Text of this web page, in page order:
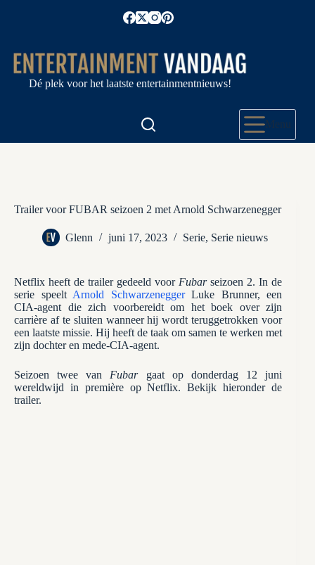
Dé plek voor het laatste entertainmentnieuws!
Menu
Trailer voor FUBAR seizoen 2 met Arnold Schwarzenegger
Glenn juni 17, 2023 Serie, Serie nieuws
Netflix heeft de trailer gedeeld voor Fubarseizoen 2. In de
serie speelt Arnold SchwarzeneggerLuke Brunner, een
CIA-agent die zich voorbereidt om het boek over zijn
carrière af te sluiten wanneer hij wordt teruggetrokken voor
een laatste missie. Hij heeft de taak om samen te werken met
zijn dochter en mede-CIA-agent.
Seizoen twee van Fubar gaat op donderdag 12 juni
wereldwijd in première op Netflix. Bekijk hieronder de
trailer.